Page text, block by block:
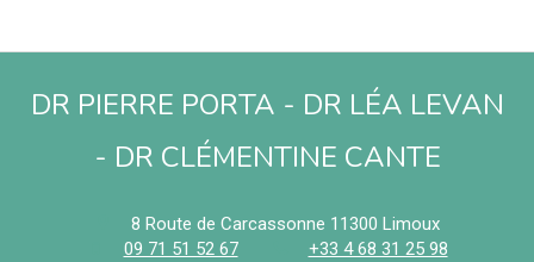
DR PIERRE PORTA - DR LÉA LEVAN
- DR CLÉMENTINE CANTE
8 Route de Carcassonne 11300 Limoux
09 71 51 52 67
+33 4 68 31 25 98